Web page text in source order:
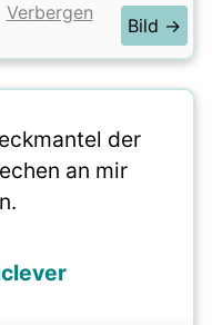
Verbergen
Bild →
der
an mir